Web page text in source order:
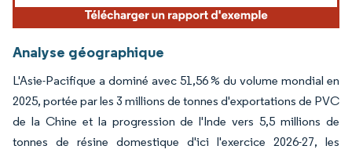
Analyse géographique
L'Asie-Pacifique a dominé avec 51,56 % du volume mondial en
2025, portée par les 3 millions de tonnes d'exportations de PVC
de la Chine et la progression de l'Inde vers 5,5 millions de
tonnes de résine domestique d'ici l'exercice 2026-27, les